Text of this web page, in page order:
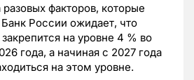
факторов, которые
России ожидает, что
на уровне 4 % во
года, а начиная с 2027 года
на этом уровне.